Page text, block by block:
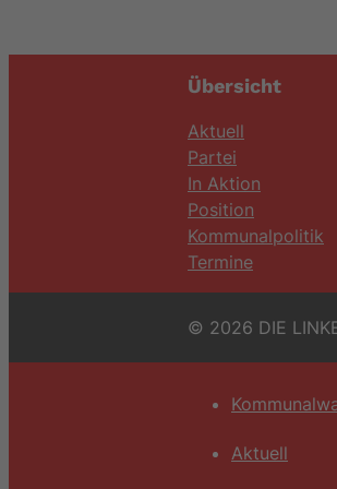
Übersicht
Aktuell
Partei
In Aktion
Position
Kommunalpolitik
Termine
© 2026 DIE
Aktuell